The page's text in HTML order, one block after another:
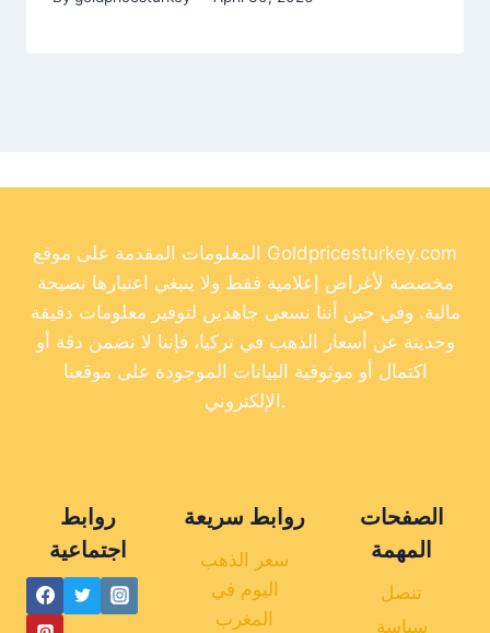
المعلومات المقدمة على موقع Goldpricesturkey.com
مخصصة لأغراض إعلامية فقط ولا ينبغي اعتبارها نصيحة
مالية. وفي حين أننا نسعى جاهدين لتوفير معلومات دقيقة
وحديثة عن أسعار الذهب في تركيا، فإننا لا نضمن دقة أو
اكتمال أو موثوقية البيانات الموجودة على موقعنا
الإلكتروني.
روابط
اجتماعية
روابط سريعة
سعر الذهب
اليوم في
المغرب
الصفحات
المهمة
تنصل
سياسة